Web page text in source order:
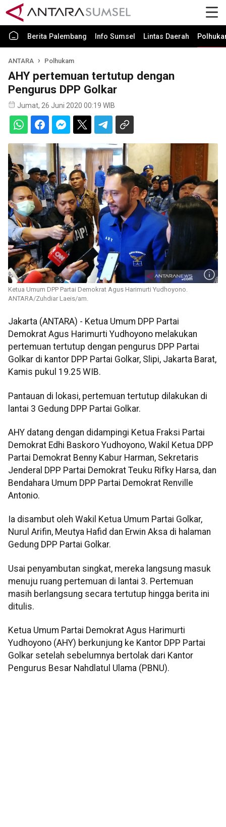
Berita Palembang Info Sumsel Lintas Daerah
ANTARA Polhukam
AHY pertemuan tertutup dengan
Pengurus DPP Golkar
Jumat, 26 Juni 2020 00:19 WIB
Ketua Umum DPP Partai Demokrat Agus Harimurti Yudhoyono.
ANTARA/Zuhdiar Laeis/am.
Jakarta (ANTARA) - Ketua Umum DPP Partai
Demokrat Agus Harimurti Yudhoyono melakukan
pertemuan tertutup dengan pengurus DPP Partai
Golkar di kantor DPP Partai Golkar, Slipi, Jakarta Barat,
Kamis pukul 19.25 WIB.
Pantauan di lokasi, pertemuan tertutup dilakukan di
lantai 3 Gedung DPP Partai Golkar.
AHY datang dengan didampingi Ketua Fraksi Partai
Demokrat Edhi Baskoro Yudhoyono, Wakil Ketua DPP
Partai Demokrat Benny Kabur Harman, Sekretaris
Jenderal DPP Partai Demokrat Teuku Rifky Harsa, dan
Bendahara Umum DPP Partai Demokrat Renville
Antonio.
Ia disambut oleh Wakil Ketua Umum Partai Golkar,
Nurul Arifin, Meutya Hafid dan Erwin Aksa di halaman
Gedung DPP Partai Golkar.
Usai penyambutan singkat, mereka langsung masuk
menuju ruang pertemuan di lantai 3. Pertemuan
masih berlangsung secara tertutup hingga berita ini
ditulis.
Ketua Umum Partai Demokrat Agus Harimurti
Yudhoyono (AHY) berkunjung ke Kantor DPP Partai
Golkar setelah sebelumnya bertolak dari Kantor
Pengurus Besar Nahdlatul Ulama (PBNU).